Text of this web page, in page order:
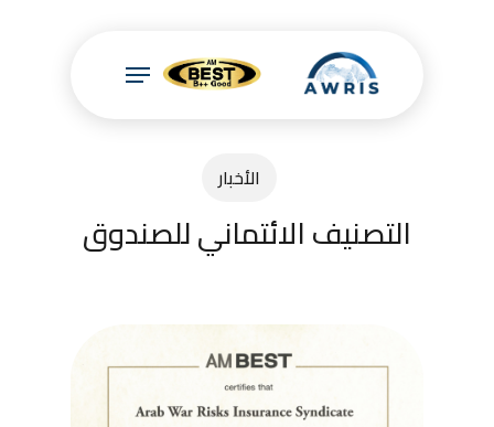
الأخبار
التصنيف الائتماني للصندوق